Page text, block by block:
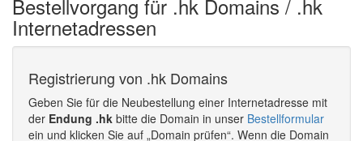
Bestellvorgang für .hk Domains / .hk
Internetadressen
Registrierung von .hk Domains
Geben Sie für die Neubestellung einer Internetadresse mit
der Endung .hk bitte die Domain in unser Bestellformular
ein und klicken Sie auf „Domain prüfen“. Wenn die Domain